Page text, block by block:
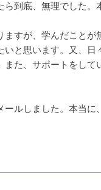
到底、無理でした。
すが、学んだことが
と思います。又、日
た、サポートをして
ルしました。本当に